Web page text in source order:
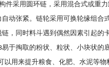
用圆环链，采用混合式或重力
动张紧。链轮采用可换轮缘组合式
，同时料斗遇到偶然因素引起的
于掏取的粉状、粒状、小块状的
用来提升粮食、化肥、水泥等物